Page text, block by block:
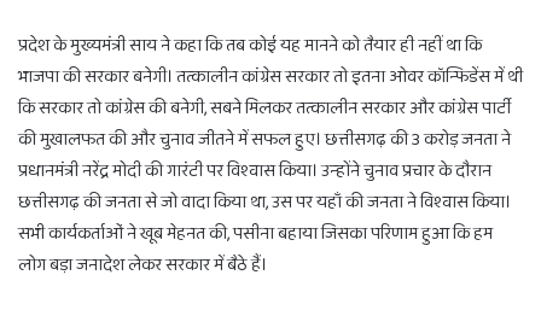
प्रदेश के मुख्यमंत्री साय ने कहा कि तब कोई यह मानने को तैयार ही नहीं था कि
भाजपा की सरकार बनेगी। तत्कालीन कांग्रेस सरकार तो इतना ओवर कॉन्फिडेंस में थी
कि सरकार तो कांग्रेस की बनेगी, सबने मिलकर तत्कालीन सरकार और कांग्रेस पार्टी
की मुखालफत की और चुनाव जीतने में सफल हुए। छत्तीसगढ़ की 3 करोड़ जनता ने
प्रधानमंत्री नरेंद्र मोदी की गारंटी पर विश्वास किया। उन्होंने चुनाव प्रचार के दौरान
छत्तीसगढ़ की जनता से जो वादा किया था, उस पर यहाँ की जनता ने विश्वास किया।
सभी कार्यकर्ताओं ने खूब मेहनत की, पसीना बहाया जिसका परिणाम हुआ कि हम
लोग बड़ा जनादेश लेकर सरकार में बैठे हैं।